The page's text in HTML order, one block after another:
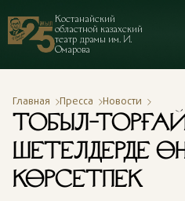
Костанайский
областной казахский
театр драмы им. И.
Омарова
Главная Пресса Новости
ТОБЫЛ-
ШЕТЕЛДЕРДЕ
КӨРСЕТПЕК